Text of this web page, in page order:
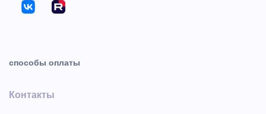
способы оплаты
Контакты